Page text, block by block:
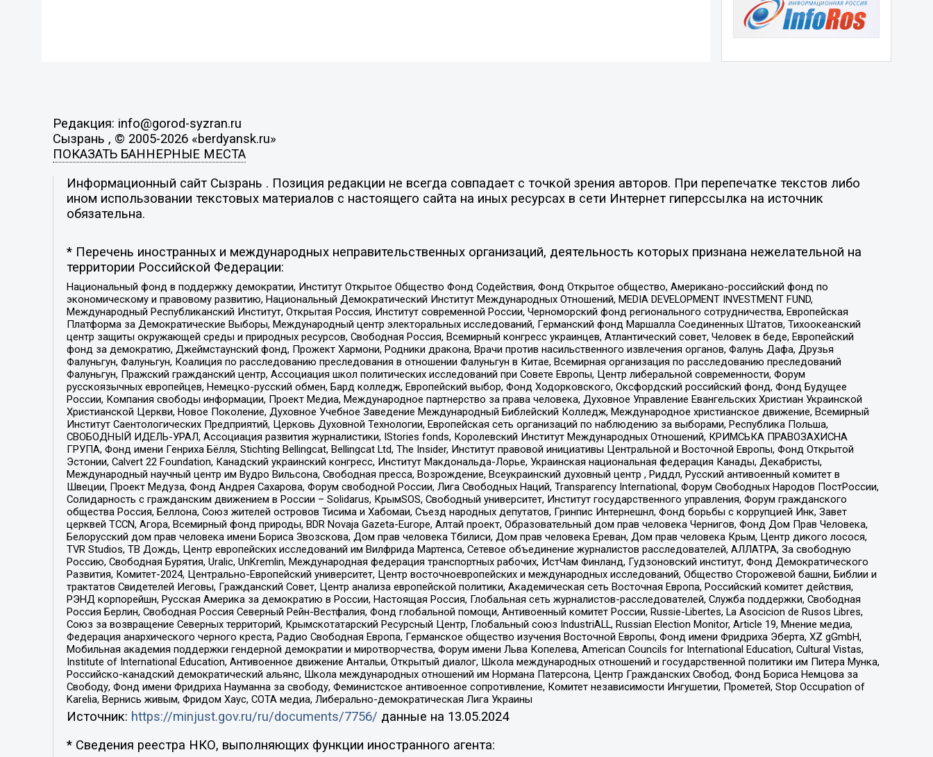
Редакция: info@gorod-syzran.ru
Сызрань , © 2005-2026 «berdyansk.ru»
ПОКАЗАТЬ БАННЕРНЫЕ МЕСТА
Информационный сайт Сызрань . Позиция редакции не всегда совпадает с точкой зрения авторов. При перепечатке текстов либо
ином использовании текстовых материалов с настоящего сайта на иных ресурсах в сети Интернет гиперссылка на источник
обязательна.
* Перечень иностранных и международных неправительственных организаций, деятельность которых признана нежелательной на
территории Российской Федерации:
Национальный фонд в поддержку демократии, Институт Открытое Общество Фонд Содействия, Фонд Открытое общество, Американо-российский фонд по
экономическому и правовому развитию, Национальный Демократический Институт Международных Отношений, MEDIA DEVELOPMENT INVESTMENT FUND,
Международный Республиканский Институт, Открытая Россия, Институт современной России, Черноморский фонд регионального сотрудничества, Европейская
Платформа за Демократические Выборы, Международный центр электоральных исследований, Германский фонд Маршалла Соединенных Штатов, Тихоокеанский
центр защиты окружающей среды и природных ресурсов, Свободная Россия, Всемирный конгресс украинцев, Атлантический совет, Человек в беде, Европейский
фонд за демократию, Джеймстаунский фонд, Прожект Хармони, Родники дракона, Врачи против насильственного извлечения органов, Фалунь Дафа, Друзья
Фалуньгун, Фалуньгун, Коалиция по расследованию преследования в отношении Фалуньгун в Китае, Всемирная организация по расследованию преследований
Фалуньгун, Пражский гражданский центр, Ассоциация школ политических исследований при Совете Европы, Центр либеральной современности, Форум
русскоязычных европейцев, Немецко-русский обмен, Бард колледж, Европейский выбор, Фонд Ходорковского, Оксфордский российский фонд, Фонд Будущее
России, Компания свободы информации, Проект Медиа, Международное партнерство за права человека, Духовное Управление Евангельских Христиан Украинской
Христианской Церкви, Новое Поколение, Духовное Учебное Заведение Международный Библейский Колледж, Международное христианское движение, Всемирный
Институт Саентологических Предприятий, Церковь Духовной Технологии, Европейская сеть организаций по наблюдению за выборами, Республика Польша,
СВОБОДНЫЙ ИДЕЛЬ-УРАЛ, Ассоциация развития журналистики, IStories fonds, Королевский Институт Международных Отношений, КРИМСЬКА ПРАВОЗАХИСНА
ГРУПА, Фонд имени Генриха Бёлля, Stichting Bellingcat, Bellingcat Ltd, The Insider, Институт правовой инициативы Центральной и Восточной Европы, Фонд Открытой
Эстонии, Calvert 22 Foundation, Канадский украинский конгресс, Институт Макдональда-Лорье, Украинская национальная федерация Канады, Декабристы,
Международный научный центр им Вудро Вильсона, Свободная пресса, Возрождение, Всеукраинский духовный центр , Риддл, Русский антивоенный комитет в
Швеции, Проект Медуза, Фонд Андрея Сахарова, Форум свободной России, Лига Свободных Наций, Transparеncy International, Форум Свободных Народов ПостРоссии,
Солидарность с гражданским движением в России – Solidarus, КрымSOS, Свободный университет, Институт государственного управления, Форум гражданского
общества Россия, Беллона, Союз жителей островов Тисима и Хабомаи, Съезд народных депутатов, Гринпис Интернешнл, Фонд борьбы с коррупцией Инк, Завет
церквей TCCN, Агора, Всемирный фонд природы, BDR Novaja Gazeta-Europe, Алтай проект, Образовательный дом прав человека Чернигов, Фонд Дом Прав Человека,
Белорусский дом прав человека имени Бориса Звозскова, Дом прав человека Тбилиси, Дом прав человека Ереван, Дом прав человека Крым, Центр дикого лосося,
TVR Studios, ТВ Дождь, Центр европейских исследований им Вилфрида Мартенса, Сетевое объединение журналистов расследователей, АЛЛАТРА, За свободную
Россию, Свободная Бурятия, Uralic, UnKremlin, Международная федерация транспортных рабочих, ИстЧам Финланд, Гудзоновский институт, Фонд Демократического
Развития, Комитет-2024, Центрально-Европейский университет, Центр восточноевропейских и международных исследований, Общество Сторожевой башни, Библии и
трактатов Свидетелей Иеговы, Гражданский Совет, Центр анализа европейской политики, Академическая сеть Восточная Европа, Российский комитет действия,
РЭНД корпорейшн, Русская Америка за демократию в России, Настоящая Россия, Глобальная сеть журналистов-расследователей, Служба поддержки, Свободная
Россия Берлин, Свободная Россия Северный Рейн-Вестфалия, Фонд глобальной помощи, Антивоенный комитет России, Russie-Libertes, La Asocicion de Rusos Libres,
Союз за возвращение Северных территорий, Крымскотатарский Ресурсный Центр, Глобальный союз IndustriALL, Russian Election Monitor, Article 19, Мнение медиа,
Федерация анархического черного креста, Радио Свободная Европа, Германское общество изучения Восточной Европы, Фонд имени Фридриха Эберта, XZ gGmbH,
Мобильная академия поддержки гендерной демократии и миротворчества, Форум имени Льва Копелева, American Councils for International Education, Cultural Vistas,
Institute of International Education, Антивоенное движение Антальи, Открытый диалог, Школа международных отношений и государственной политики им Питера Мунка,
Российско-канадский демократический альянс, Школа международных отношений им Нормана Патерсона, Центр Гражданских Свобод, Фонд Бориса Немцова за
Свободу, Фонд имени Фридриха Науманна за свободу, Феминистское антивоенное сопротивление, Комитет независимости Ингушетии, Прометей, Stop Occupation of
Karelia, Вернись живым, Фридом Хаус, СОТА медиа, Либерально-демократическая Лига Украины
Источник: https://minjust.gov.ru/ru/documents/7756/ данные на 13.05.2024
* Сведения реестра НКО, выполняющих функции иностранного агента: